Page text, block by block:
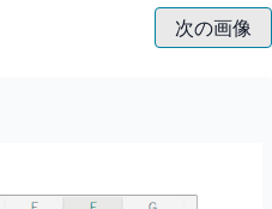
次の画像